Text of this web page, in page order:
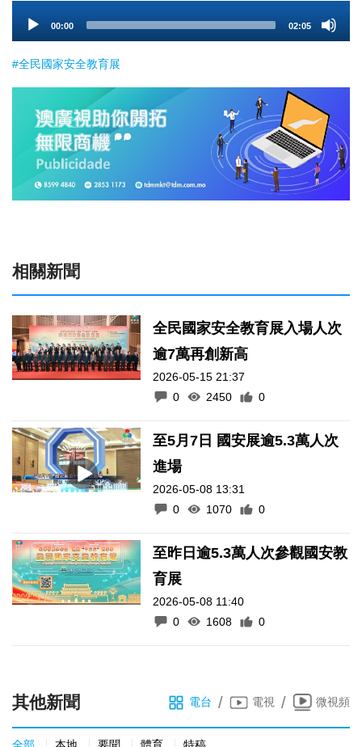
Player
00:00 02:05
#全民國家安全教育展
相關新聞
全民國家安全教育展入場人次
逾7萬再創新高
2026-05-15 21:37
0
2450 0
至5月7日 國安展逾5.3萬人次
進場
2026-05-08 13:31
0
1070 0
至昨日逾5.3萬人次參觀國安教
育展
2026-05-08 11:40
0
1608 0
其他新聞 電台 / 電視 / 微視頻
全部 本地 要聞 體育 特稿